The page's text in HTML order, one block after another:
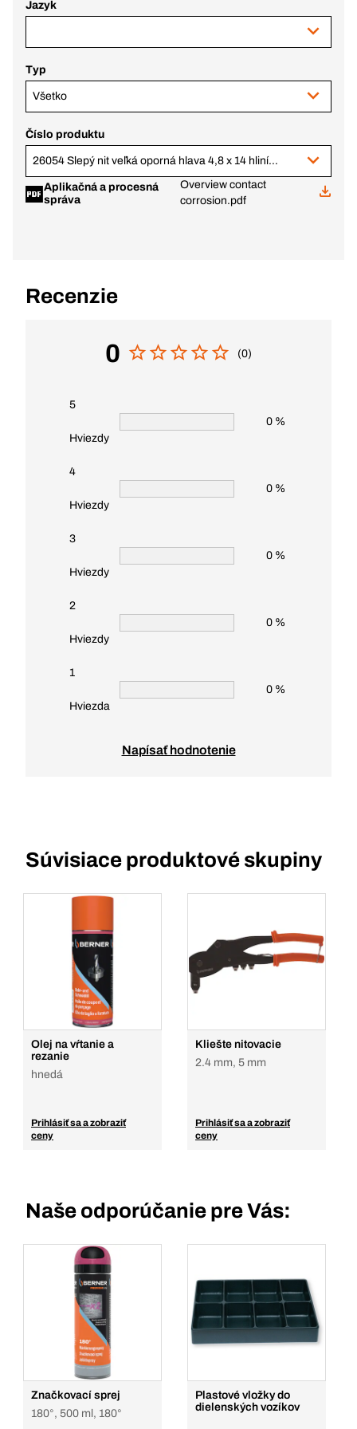
Jazyk
Typ
Všetko
Číslo produktu
26054 Slepý nit veľká oporná hlava 4,8 x 14 hliník/oceľ. tŕň čierna
Aplikačná a procesná
správa
Overview contact
corrosion.pdf
Recenzie
0 (0)
5
Hviezdy
0 %
4
Hviezdy
0 %
3
Hviezdy
0 %
2
Hviezdy
0 %
1
Hviezda
0 %
Napísať hodnotenie
Súvisiace produktové skupiny
Olej na vŕtanie a
rezanie
hnedá
Prihlásiť sa a zobraziť
ceny
Kliešte nitovacie
2.4 mm, 5 mm
Prihlásiť sa a zobraziť
ceny
Naše odporúčanie pre Vás:
Značkovací sprej
180°, 500 ml, 180°
Plastové vložky do
dielenských vozíkov